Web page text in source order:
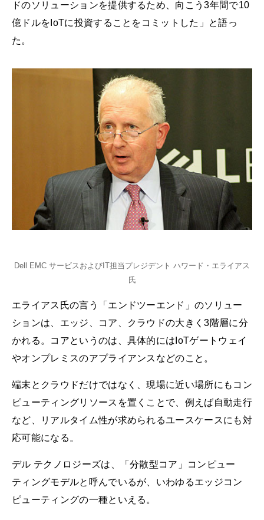
ドのソリューションを提供するため、向こう3年間で10
億ドルをIoTに投資することをコミットした」と語っ
た。
Dell EMC サービスおよびIT担当プレジデント ハワード・エライアス
氏
エライアス氏の言う「エンドツーエンド」のソリュー
ションは、エッジ、コア、クラウドの大きく3階層に分
かれる。コアというのは、具体的にはIoTゲートウェイ
やオンプレミスのアプライアンスなどのこと。
端末とクラウドだけではなく、現場に近い場所にもコン
ピューティングリソースを置くことで、例えば自動走行
など、リアルタイム性が求められるユースケースにも対
応可能になる。
デル テクノロジーズは、「分散型コア」コンピュー
ティングモデルと呼んでいるが、いわゆるエッジコン
ピューティングの一種といえる。